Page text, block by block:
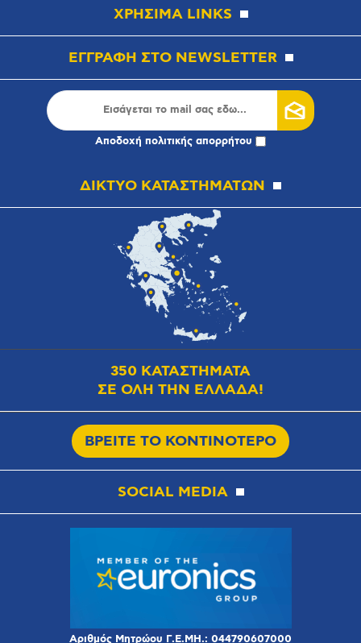
ΧΡΗΣΙΜΑ LINKS
ΕΓΓΡΑΦΗ ΣΤΟ NEWSLETTER
Αποδοχή πολιτικής απορρήτου
ΔΙΚΤΥΟ ΚΑΤΑΣΤΗΜΑΤΩΝ
350 ΚΑΤΑΣΤΗΜΑΤΑ
ΣΕ ΟΛΗ ΤΗΝ ΕΛΛΑΔΑ!
ΒΡΕΙΤΕ ΤΟ ΚΟΝΤΙΝΟΤΕΡΟ
SOCIAL MEDIA